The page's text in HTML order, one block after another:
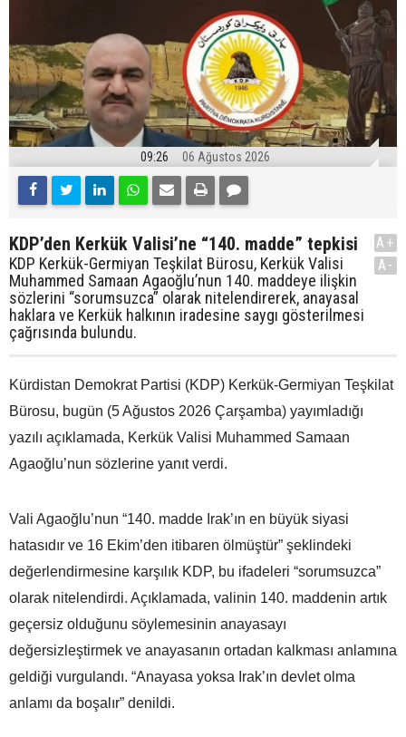
09:26 06 Ağustos 2026
KDP’den Kerkük Valisi’ne “140. madde” tepkisi
KDP Kerkük-Germiyan Teşkilat Bürosu, Kerkük Valisi
Muhammed Samaan Agaoğlu’nun 140. maddeye ilişkin
sözlerini “sorumsuzca” olarak nitelendirerek, anayasal
haklara ve Kerkük halkının iradesine saygı gösterilmesi
çağrısında bulundu.
A+
A-
Kürdistan Demokrat Partisi (KDP) Kerkük-Germiyan Teşkilat
Bürosu, bugün (5 Ağustos 2026 Çarşamba) yayımladığı
yazılı açıklamada, Kerkük Valisi Muhammed Samaan
Agaoğlu’nun sözlerine yanıt verdi.
Vali Agaoğlu’nun “140. madde Irak’ın en büyük siyasi
hatasıdır ve 16 Ekim’den itibaren ölmüştür” şeklindeki
değerlendirmesine karşılık KDP, bu ifadeleri “sorumsuzca”
olarak nitelendirdi. Açıklamada, valinin 140. maddenin artık
geçersiz olduğunu söylemesinin anayasayı
değersizleştirmek ve anayasanın ortadan kalkması anlamına
geldiği vurgulandı. “Anayasa yoksa Irak’ın devlet olma
anlamı da boşalır” denildi.